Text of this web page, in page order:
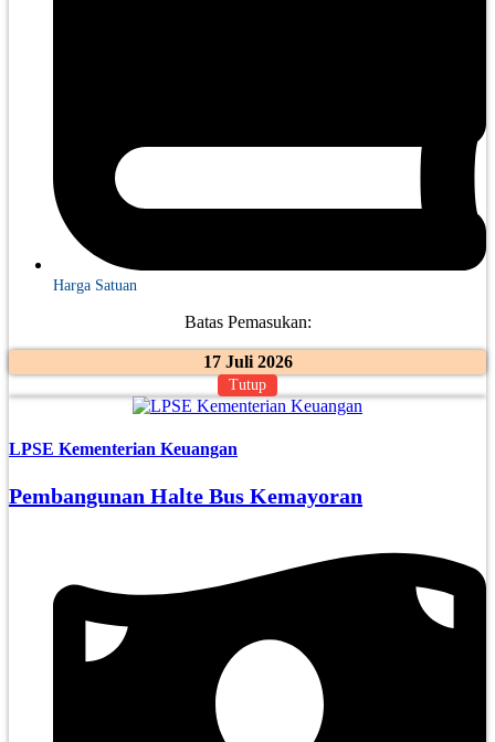
Harga Satuan
Batas Pemasukan:
17 Juli 2026
Tutup
LPSE Kementerian Keuangan
Pembangunan Halte Bus Kemayoran